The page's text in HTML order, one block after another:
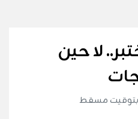
لا حين